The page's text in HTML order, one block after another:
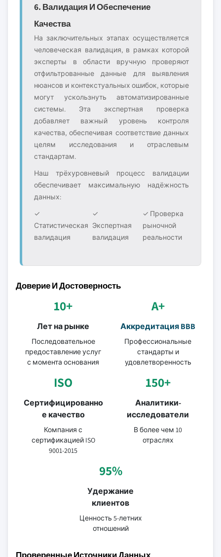
6. Валидация И Обеспечение
Качества
На заключительных этапах осуществляется
человеческая валидация, в рамках которой
эксперты в области вручную проверяют
отфильтрованные данные для выявления
нюансов и контекстуальных ошибок, которые
могут ускользнуть автоматизированные
системы. Эта экспертная проверка
добавляет важный уровень контроля
качества, обеспечивая соответствие данных
целям исследования и отраслевым
стандартам.
Наш трёхуровневый процесс валидации
обеспечивает максимальную надёжность
данных:
✓
Статистическая
валидация
✓
Экспертная
валидация
✓ Проверка
рыночной
реальности
Доверие И Достоверность
10+
Лет на рынке
Последовательное
предоставление услуг
с момента основания
A+
Аккредитация BBB
Профессиональные
стандарты и
удовлетворенность
ISO
Сертифицированно
е качество
Компания с
сертификацией ISO
9001-2015
150+
Аналитики-
исследователи
В более чем 10
отраслях
95%
Удержание
клиентов
Ценность 5-летних
отношений
Проверенные Источники Данных